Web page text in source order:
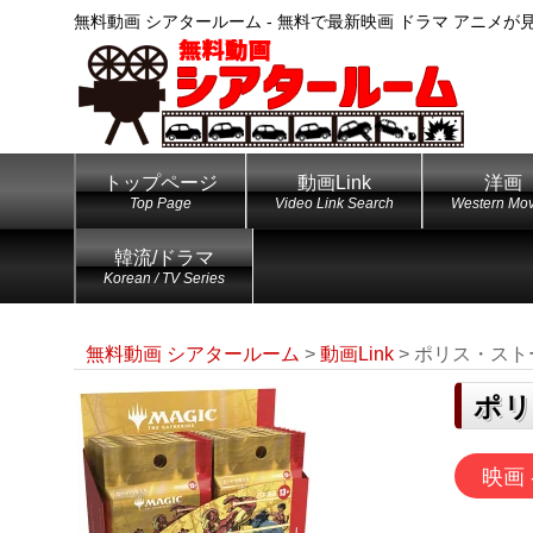
無料動画 シアタールーム - 無料で最新映画 ドラマ アニメが
トップページ
Top Page
動画Link
Video Link Search
洋画
Western
韓流/ドラマ
Korean / TV Series
無料動画 シアタールーム > 動画Link > ポリス・ス
ポ
映画